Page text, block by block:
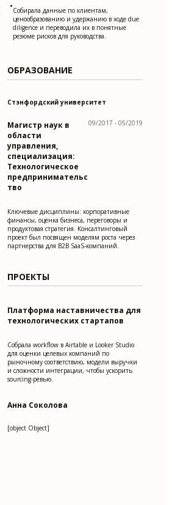
•Собирала данные по клиентам,
ценообразованию и удержанию в ходе due
diligence и переводила их в понятные
резюме рисков для руководства.
ОБРАЗОВАНИЕ
Стэнфордский университет
Магистр наук в
области
управления,
специализация:
Технологическое
предпринимательс
тво
09/2017 - 05/2019
Ключевые дисциплины: корпоративные
финансы, оценка бизнеса, переговоры и
продуктовая стратегия. Консалтинговый
проект был посвящен моделям роста через
партнерства для B2B SaaS-компаний.
ПРОЕКТЫ
Платформа наставничества для
технологических стартапов
Собрала workflow в Airtable и Looker Studio
для оценки целевых компаний по
рыночному соответствию, модели выручки
и сложности интеграции, чтобы ускорить
sourcing-ревью.
Анна Соколова
[object Object]